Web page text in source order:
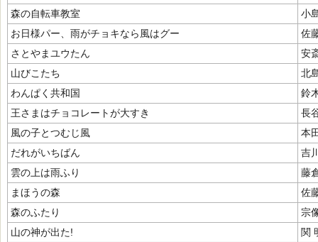
森の自転車教室
小
お日様パー、雨がチョキなら風はグー
佐
さとやまユウたん
安
山びこたち
北
わんぱく共和国
鈴
王さまはチョコレートが大すき
長
風の子とつむじ風
本
だれがいちばん
吉
雲の上は雨ふり
藤
まほうの森
佐
森のふたり
宗
山の神が出た!
関